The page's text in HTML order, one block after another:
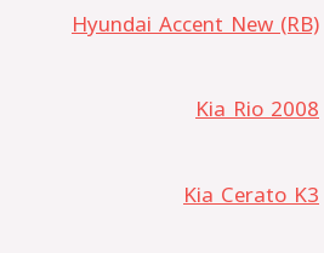
Hyundai Accent New (RB)
Kia Rio 2008
Kia Cerato K3